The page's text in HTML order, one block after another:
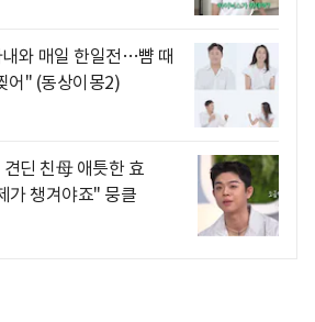
와 매일 한일전…뺨 때
어" (동상이몽2)
딘 친母 애틋한 효
가 챙겨야죠" 뭉클